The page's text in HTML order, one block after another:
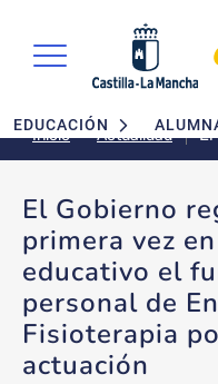
Navegación
EDUCACIÓN
Inicio Actualidad
El
El Gobierno
primera vez
educativo el
personal de
Fisioterapia
actuación